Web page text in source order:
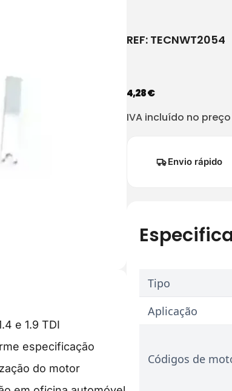
e 1.9 TDI
especificação
do motor
REF: TECNWT2054
4,28€
IVA incluído no preço
Envio rápido
Tipo
Aplicação
Códigos de